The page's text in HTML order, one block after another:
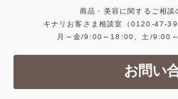
商品・美容に関するご相談
キナリお客さま相談室
（0120-47-
月～金/9:00～18:00、土/9:00
お問い